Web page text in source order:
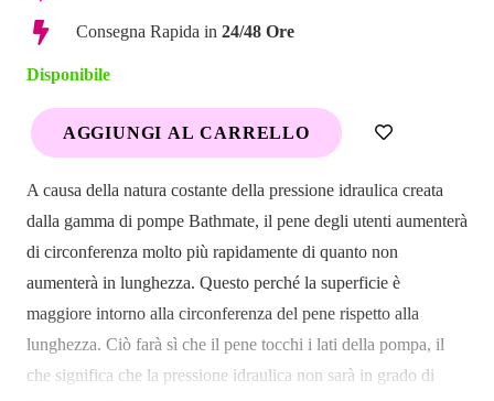
Consegna Rapida in 24/48 Ore
Disponibile
HYDROMAX
AGGIUNGI AL CARRELLO
A causa della natura costante della pressione idraulica creata
dalla gamma di pompe Bathmate, il pene degli utenti aumenterà
di circonferenza molto più rapidamente di quanto non
aumenterà in lunghezza. Questo perché la superficie è
maggiore intorno alla circonferenza del pene rispetto alla
lunghezza. Ciò farà sì che il pene tocchi i lati della pompa, il
che significa che la pressione idraulica non sarà in grado di